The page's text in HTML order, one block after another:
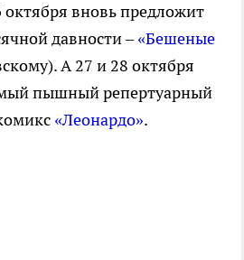
октября вновь предложит
давности –«Бешеные
А 27 и 28 октября
пышный репертуарный
«Леонардо».